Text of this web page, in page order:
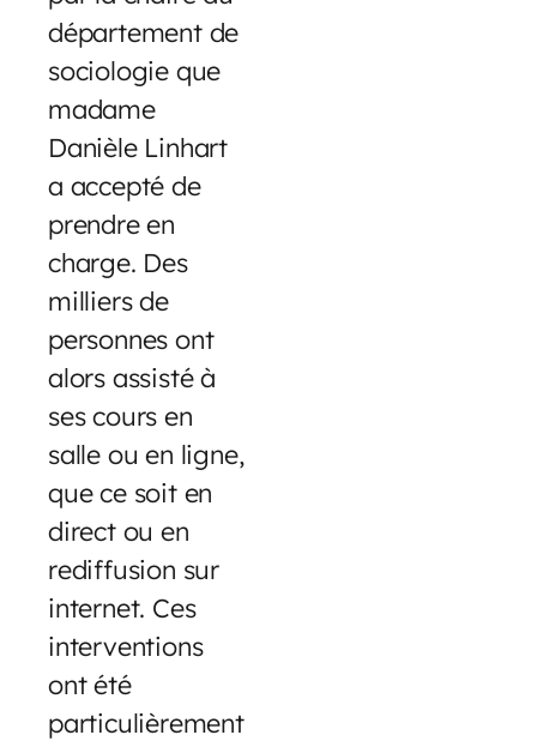
département de
sociologie que
madame
Danièle Linhart
a accepté de
prendre en
charge. Des
milliers de
personnes ont
alors assisté à
ses cours en
salle ou en ligne,
que ce soit en
direct ou en
rediffusion sur
internet. Ces
interventions
ont été
particulièrement